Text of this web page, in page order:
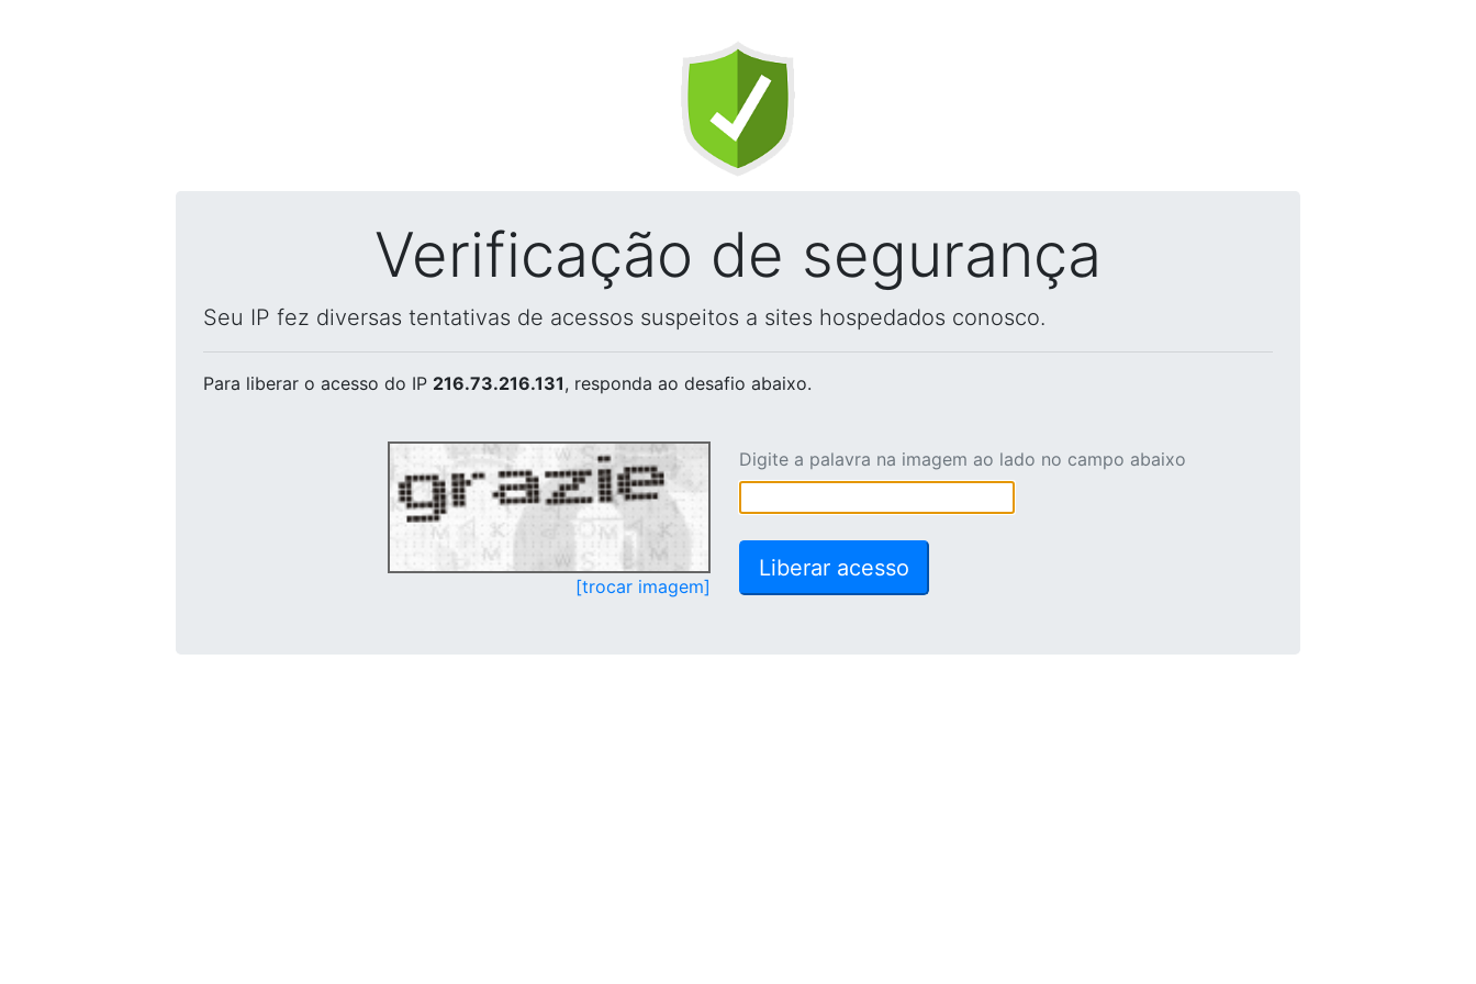
Verificação de segurança
Seu IP fez diversas tentativas de acessos suspeitos a sites hospedados conosco.
Para liberar o acesso do IP 216.73.216.131, responda ao desafio abaixo.
[trocar imagem]
Digite a palavra na imagem ao lado no campo abaixo